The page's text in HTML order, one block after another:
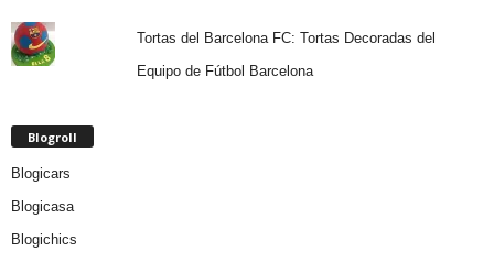
Tortas del Barcelona FC: Tortas Decoradas del
Equipo de Fútbol Barcelona
Blogroll
Blogicars
Blogicasa
Blogichics